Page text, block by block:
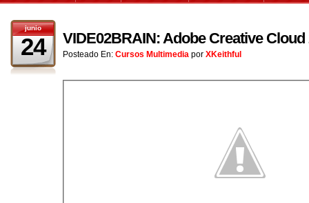
junio
24 VIDE02BRAIN: Adobe Creative Cloud
Posteado En: Cursos Multimedia por XKeithful